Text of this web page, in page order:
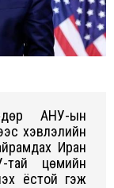
АНУ-ын
xэвлэлийн
Иран
цөмийн
ёстой гэж